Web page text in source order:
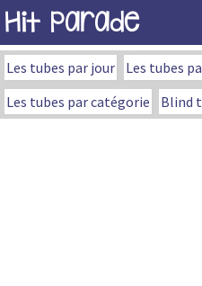
Hit Parade
Les tubes par jour Les tubes
Les tubes par catégorie
Blind